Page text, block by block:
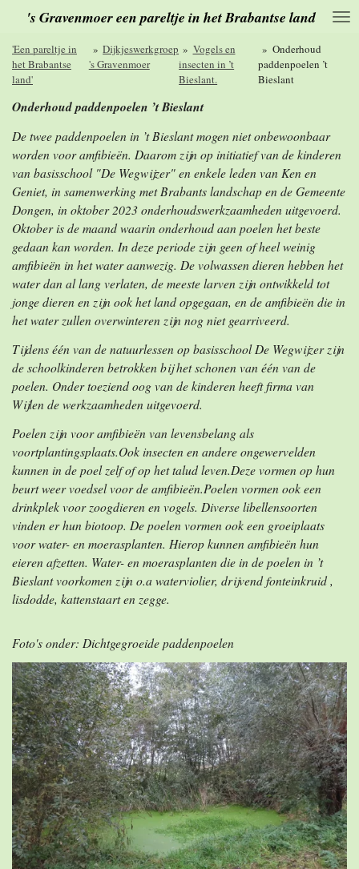
naar
de
hoofdinhoud
's Gravenmoer een pareltje in het Brabantse land
'Een pareltje in
het Brabantse
land'
» Dijkjeswerkgroep
's Gravenmoer
» Vogels en
insecten in ’t
Bieslant.
» Onderhoud
paddenpoelen ’t
Bieslant
Onderhoud paddenpoelen ’t Bieslant
De twee paddenpoelen in ’t Bieslant mogen niet onbewoonbaar
worden voor amfibieën. Daarom zijn op initiatief van de kinderen
van basisschool "De Wegwijzer" en enkele leden van Ken en
Geniet, in samenwerking met Brabants landschap en de Gemeente
Dongen, in oktober 2023 onderhoudswerkzaamheden uitgevoerd.
Oktober is de maand waarin onderhoud aan poelen het beste
gedaan kan worden. In deze periode zijn geen of heel weinig
amfibieën in het water aanwezig. De volwassen dieren hebben het
water dan al lang verlaten, de meeste larven zijn ontwikkeld tot
jonge dieren en zijn ook het land opgegaan, en de amfibieën die in
het water zullen overwinteren zijn nog niet gearriveerd.
Tijdens één van de natuurlessen op basisschool De Wegwijzer zijn
de schoolkinderen betrokken bij het schonen van één van de
poelen. Onder toeziend oog van de kinderen heeft firma van
Wijlen de werkzaamheden uitgevoerd.
Poelen zijn voor amfibieën van levensbelang als
voortplantingsplaats.Ook insecten en andere ongewervelden
kunnen in de poel zelf of op het talud leven.Deze vormen op hun
beurt weer voedsel voor de amfibieën.Poelen vormen ook een
drinkplek voor zoogdieren en vogels. Diverse libellensoorten
vinden er hun biotoop. De poelen vormen ook een groeiplaats
voor water- en moerasplanten. Hierop kunnen amfibieën hun
eieren afzetten. Water- en moerasplanten die in de poelen in ’t
Bieslant voorkomen zijn o.a waterviolier, drijvend fonteinkruid ,
lisdodde, kattenstaart en zegge.
Foto's onder: Dichtgegroeide paddenpoelen